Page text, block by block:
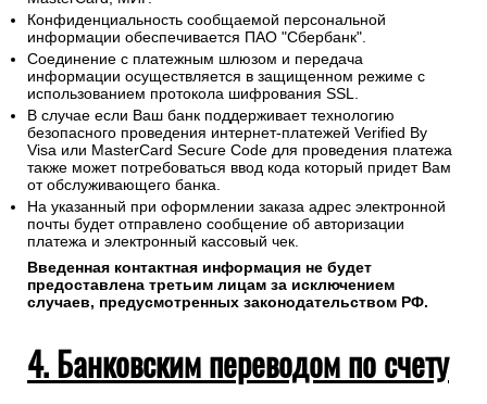
Конфиденциальность сообщаемой персональной
информации обеспечивается ПАО "Сбербанк".
Соединение с платежным шлюзом и передача
информации осуществляется в защищенном режиме с
использованием протокола шифрования SSL.
В случае если Ваш банк поддерживает технологию
безопасного проведения интернет-платежей Verified By
Visa или MasterCard Secure Code для проведения платежа
также может потребоваться ввод кода который придет Вам
от обслуживающего банка.
На указанный при оформлении заказа адрес электронной
почты будет отправлено сообщение об авторизации
платежа и электронный кассовый чек.
Введенная контактная информация не будет
предоставлена третьим лицам за исключением
случаев, предусмотренных законодательством РФ.
4. Банковским переводом по счету